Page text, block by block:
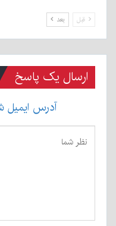
قبل بعد
ارسال یک پاسخ
آدرس ایمیل